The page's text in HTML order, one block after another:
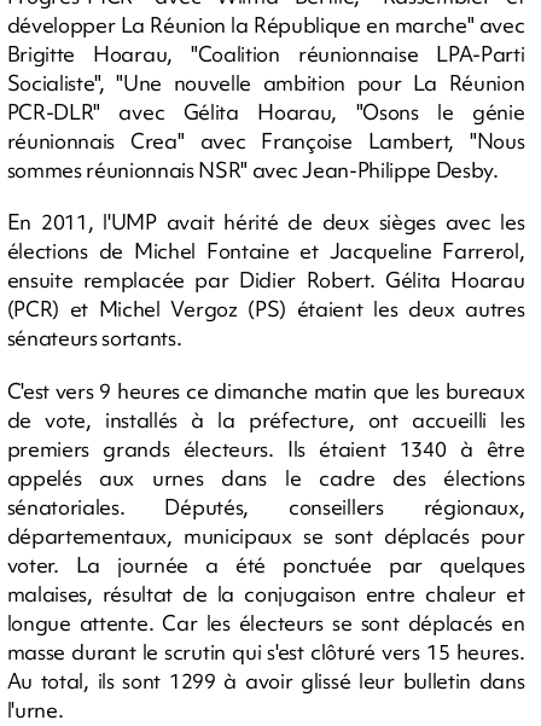
développer La Réunion la République en marche" avec
Brigitte Hoarau, "Coalition réunionnaise LPA-Parti
Socialiste", "Une nouvelle ambition pour La Réunion
PCR-DLR" avec Gélita Hoarau, "Osons le génie
réunionnais Crea" avec Françoise Lambert, "Nous
sommes réunionnais NSR" avec Jean-Philippe Desby.
En 2011, l'UMP avait hérité de deux sièges avec les
élections de Michel Fontaine et Jacqueline Farrerol,
ensuite remplacée par Didier Robert. Gélita Hoarau
(PCR) et Michel Vergoz (PS) étaient les deux autres
sénateurs sortants.
C'est vers 9 heures ce dimanche matin que les bureaux
de vote, installés à la préfecture, ont accueilli les
premiers grands électeurs. Ils étaient 1340 à être
appelés aux urnes dans le cadre des élections
sénatoriales. Députés, conseillers régionaux,
départementaux, municipaux se sont déplacés pour
voter. La journée a été ponctuée par quelques
malaises, résultat de la conjugaison entre chaleur et
longue attente. Car les électeurs se sont déplacés en
masse durant le scrutin qui s'est clôturé vers 15 heures.
Au total, ils sont 1299 à avoir glissé leur bulletin dans
l'urne.